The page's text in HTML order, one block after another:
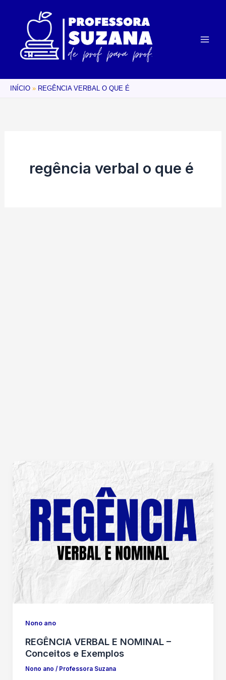
conteúdo
INÍCIO REGÊNCIA VERBAL O QUE É
regência verbal o que é
Nono ano
REGÊNCIA VERBAL E NOMINAL –
Conceitos e Exemplos
Nono ano / Professora Suzana